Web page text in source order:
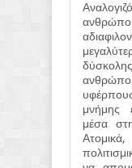
μνήμης
μέσα